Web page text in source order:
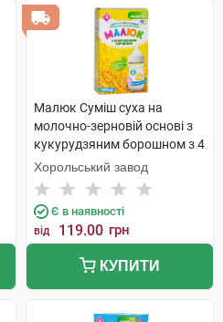
Малюк Суміш суха на
молочно-зерновій основі з
кукурудзяним борошном з 4
місяців 350 г 1 коробка
Хорольський завод
Є в наявності
від 119.00 грн
КУПИТИ